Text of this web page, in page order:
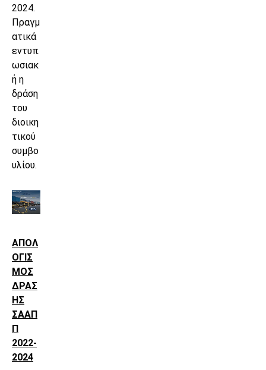
2024.
Πραγμ
ατικά
εντυπ
ωσιακ
ή η
δράση
του
διοικη
τικού
συμβο
υλίου.
ΑΠΟΛ
ΟΓΙΣ
ΜΟΣ
ΔΡΑΣ
ΗΣ
ΣΑΑΠ
Π
2022-
2024